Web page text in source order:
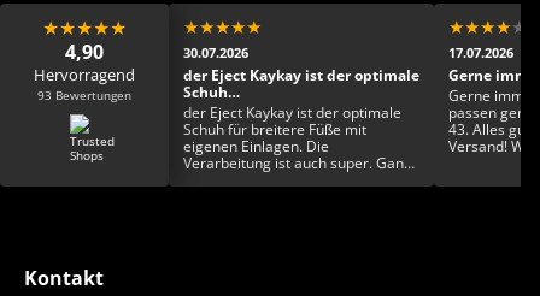
★★★★★
4,90
Hervorragend
93 Bewertungen
Dankeschön 🙏🏾
Dankeschön 🙏🏾
★★★★★
30.07.2026
der Eject Kaykay ist der optimale
Schuh…
der Eject Kaykay ist der optimale
Schuh für breitere Füße mit
eigenen Einlagen. Die
Verarbeitung ist auch super. Ganz
★★★★★
17.07.2026
Gerne
Gerne
passen
43. Alles gut
Versand!
Kontakt